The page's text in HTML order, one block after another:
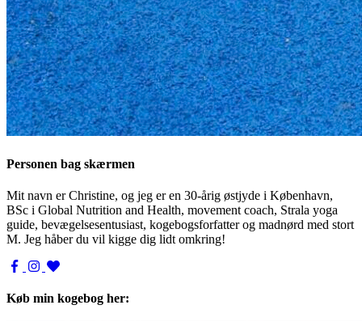
Personen bag skærmen
Mit navn er Christine, og jeg er en 30-årig østjyde i København,
BSc i Global Nutrition and Health, movement coach, Strala yoga
guide, bevægelsesentusiast, kogebogsforfatter og madnørd med stort
M. Jeg håber du vil kigge dig lidt omkring!
Køb min kogebog her: